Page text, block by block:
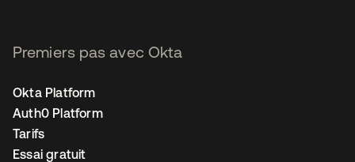
Premiers pas avec Okta
Okta Platform
Auth0 Platform
Tarifs
Essai gratuit